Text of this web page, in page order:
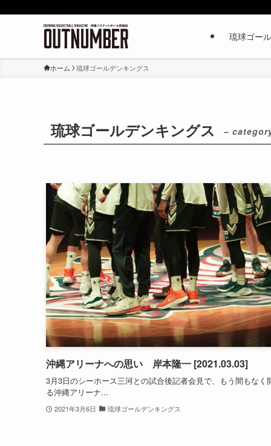
琉球ゴー
ホーム 琉球ゴールデンキングス
琉球ゴールデンキングス –
沖縄アリーナへの思い 岸本隆一 [2021.03.03]
3月3日のシーホース三河との試合後記者会見で、もう間もなく
る沖縄アリーナ...
2021年3月6日 琉球ゴールデンキングス